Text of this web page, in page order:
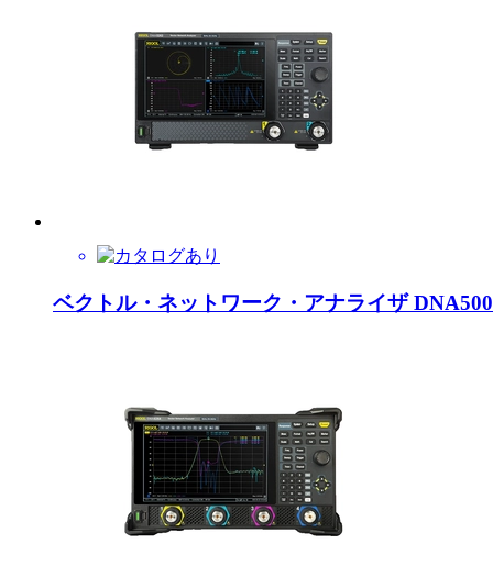
ベクトル・ネットワーク・アナライザ